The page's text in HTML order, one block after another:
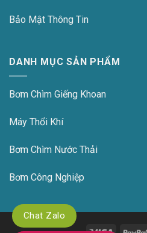
Chat Zalo
Bảo Mật Thông Tin
DANH MỤC SẢN PHẨM
Bơm Chìm Giếng Khoan
Máy Thổi Khí
Bơm Chìm Nước Thải
Bơm Công Nghiệp